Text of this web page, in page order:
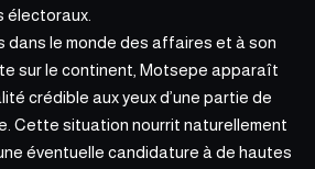
dans le monde des affaires et à son
sur le continent, Motsepe apparaît
crédible aux yeux d’une partie de
Cette situation nourrit naturellement
éventuelle candidature à de hautes